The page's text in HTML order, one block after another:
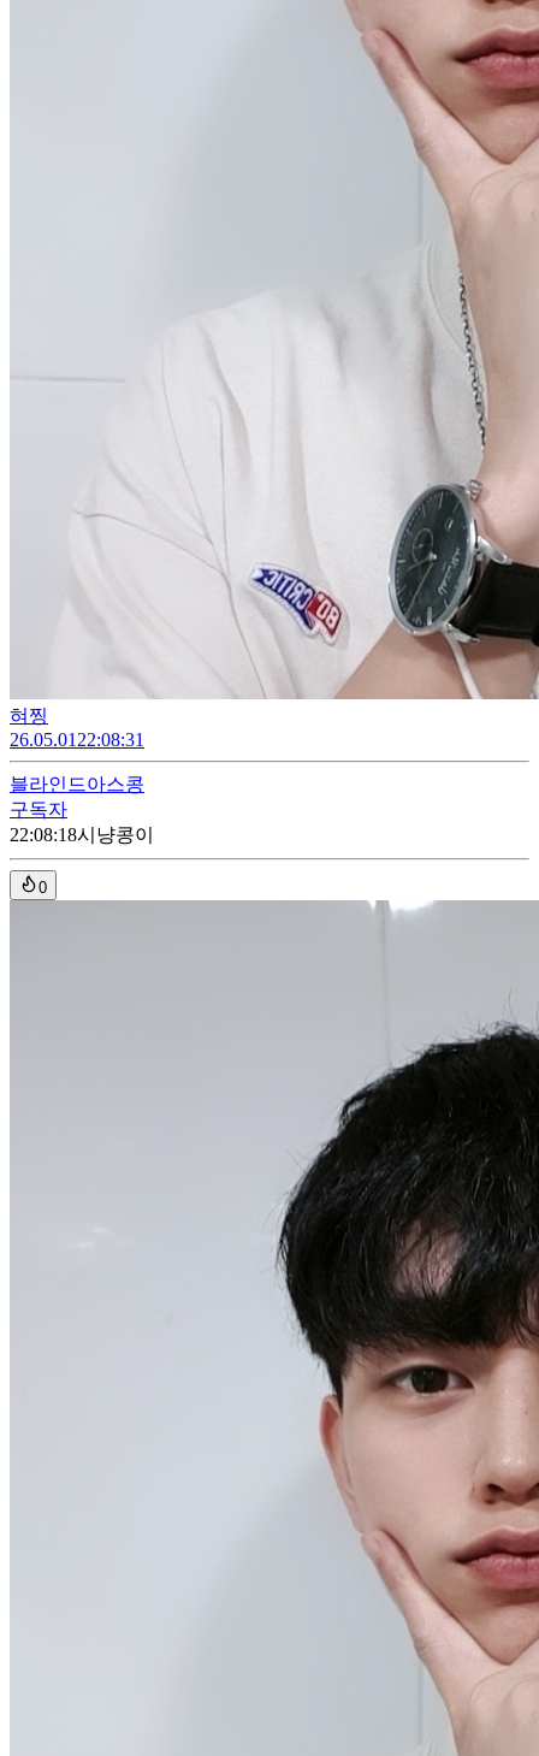
혀찡
26.05.01 22:08:31
블라인드아스콩
구독자
22:08:18시냥콩이
0